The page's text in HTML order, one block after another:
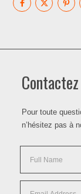
Pour toute
n’hésitez pas à